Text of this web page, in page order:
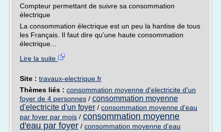
Compteur permettant de suivre sa consommation
électrique
La consommation électrique est un peu la hantise de tous
les Français. Il faut dire qu'une haute consommation
électrique...
Lire la suite
Site : travaux-electrique.fr
Thèmes liés : consommation moyenne d'electricite d'un
foyer de 4 personnes / consommation moyenne
d'electricite d'un foyer / consommation moyenne d'eau
par foyer par mois / consommation moyenne
d'eau par foyer / consommation moyenne d'eau